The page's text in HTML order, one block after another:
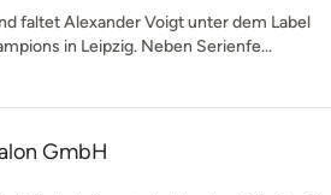
faltet Alexander Voigt unter dem Label
in Leipzig. Neben Serienfe...
GmbH